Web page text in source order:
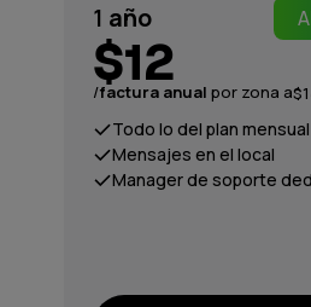
1 año
$12
/factura anual por zona a
Todo lo del plan mensual
Mensajes en el local
Manager de soporte